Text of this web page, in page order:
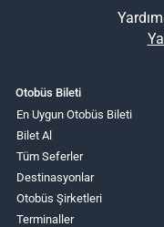
Otobüs Bileti
En Uygun Otobüs Bileti
Bilet Al
Tüm Seferler
Destinasyonlar
Otobüs Şirketleri
Terminaller